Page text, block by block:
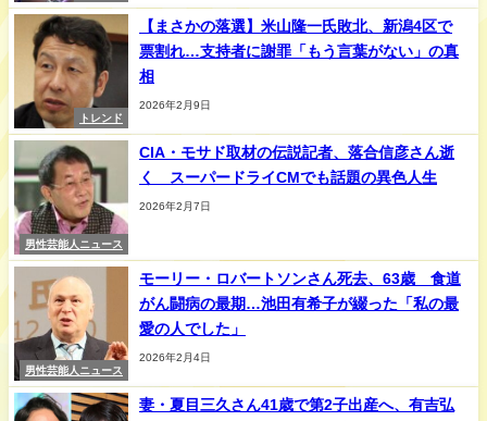
トレンド
【まさかの落選】米山隆一氏敗北、新潟4区で
票割れ…支持者に謝罪「もう言葉がない」の真
相
2026年2月9日
男性芸能人ニュース
CIA・モサド取材の伝説記者、落合信彦さん逝
く スーパードライCMでも話題の異色人生
2026年2月7日
男性芸能人ニュース
モーリー・ロバートソンさん死去、63歳 食道
がん闘病の最期…池田有希子が綴った「私の最
愛の人でした」
2026年2月4日
妻・夏目三久さん41歳で第2子出産へ、有吉弘